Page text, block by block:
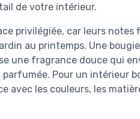
de votre intérieur.
privilégiée, car leurs notes
au printemps. Une
une fragrance douce qui
Pour un intérieur
avec les couleurs, les